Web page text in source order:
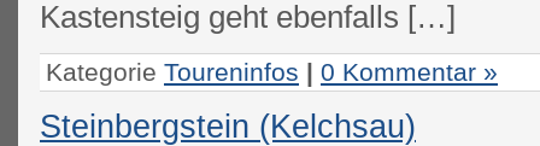
Kastensteig geht ebenfalls […]
Kategorie Toureninfos | 0 Kommentar »
Steinbergstein (Kelchsau)